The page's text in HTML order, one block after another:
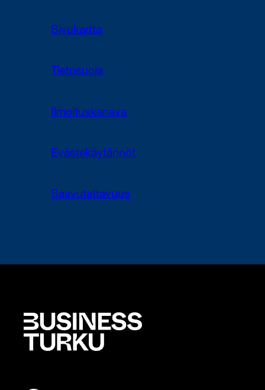
Sivukartta
Tietosuoja
Ilmoituskanava
Evästekäytännöt
Saavutettavuus